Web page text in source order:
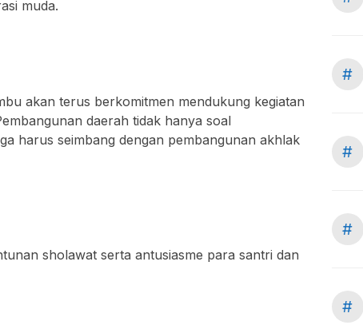
muda.
akan terus berkomitmen mendukung kegiatan
daerah tidak hanya soal
harus seimbang dengan pembangunan akhlak
sholawat serta antusiasme para santri dan
#
#
#
#